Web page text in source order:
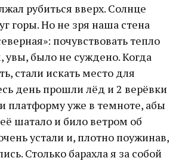
рубиться вверх. Солнце
горы. Но не зря наша стена
почувствовать тепло
увы, было не суждено. Когда
стали искать место для
день прошли лёд и 2 верёвки
платформу уже в темноте, абы
шатало и било ветром об
устали и, плотно поужинав,
Столько барахла я за собой